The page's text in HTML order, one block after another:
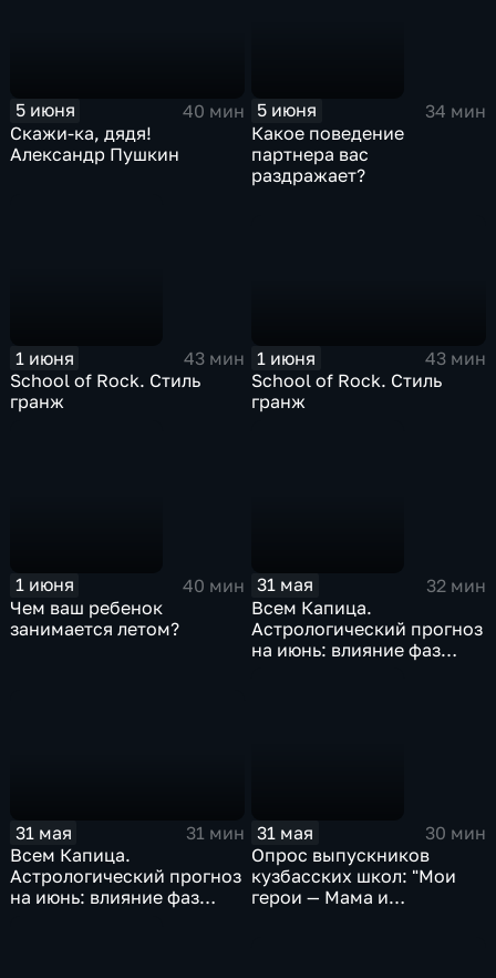
5 июня
40 мин
Скажи-ка, дядя!
Александр Пушкин
5 июня
34 мин
Какое поведение
партнера вас
раздражает?
1 июня
43 мин
School of Rock. Стиль
гранж
1 июня
43 мин
School of Rock. Стиль
гранж
1 июня
40 мин
Чем ваш ребенок
занимается летом?
31 мая
32 мин
Всем Капица.
Астрологический прогноз
на июнь: влияние фаз
31 мая
31 мин
Всем Капица.
Астрологический прогноз
на июнь: влияние фаз
31 мая
30 мин
Опрос выпускников
кузбасских школ: "Мои
герои — Мама и